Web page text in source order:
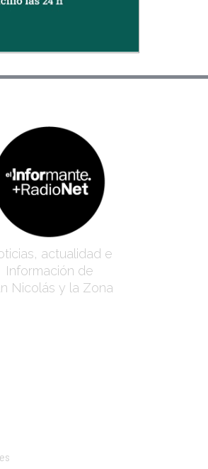
actualidad e
Información de
Nicolás y la Zona